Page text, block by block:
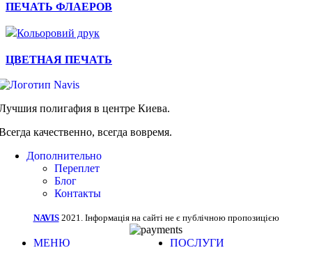
ПЕЧАТЬ ФЛАЕРОВ
ЦВЕТНАЯ ПЕЧАТЬ
полигафия в центре Киева.
качественно, всегда вовремя.
Дополнительно
Переплет
Блог
Контакты
NAVIS 2021. Інформація на сайті не є публічною пропозицією
МЕНЮ ПОСЛУГИ